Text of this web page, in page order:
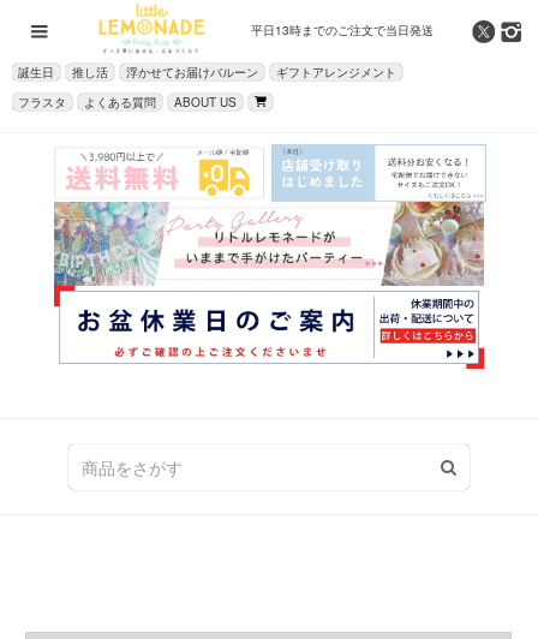
平日13時までのご注文で当日発送
誕生日 推し活 浮かせてお届けバルーン
ギフトアレンジメント
フラスタ
よくある質問 ABOUT US